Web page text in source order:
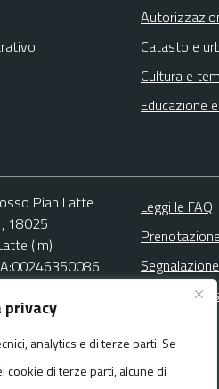
privacy
analytics e di terze parti. Se
cookie di terze parti, alcune di
Catasto e
Cultura e
Educazione
Pian Latte
18025
(Im)
Leggi le FAQ
Richiesta